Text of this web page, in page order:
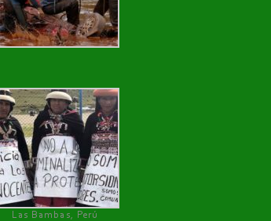
Las Bambas, Perú